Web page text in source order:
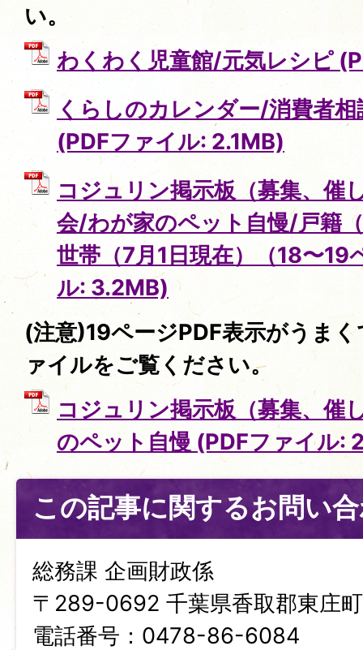
い。
わくわく児童館/元気レシピ
くらしのカレンダー/消費者
(PDFファイル: 2.1MB)
コジュリン掲示板（募集、催
会/わが家のペット自慢/戸籍
世帯（7月1日現在）（18〜19
ル: 3.2MB)
(注意)19ページPDF表示がうま
ァイルをご覧ください。
コジュリン掲示板（募集、催
のペット自慢 (PDFファイル:
この記事に関するお問い
総務課 企画財政係
〒289-0692 千葉県香取郡東庄
電話番号：0478-86-6084